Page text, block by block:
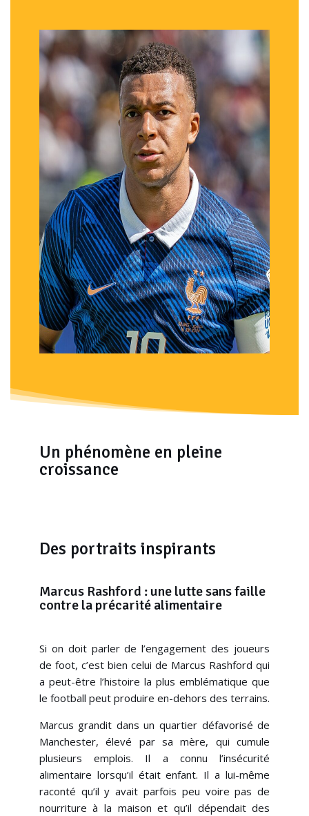
Un phénomène en pleine
croissance
Des portraits inspirants
Marcus Rashford : une lutte sans faille
contre la précarité alimentaire
Si on doit parler de l’engagement des joueurs
de foot, c’est bien celui de Marcus Rashford qui
a peut-être l’histoire la plus emblématique que
le football peut produire en-dehors des terrains.
Marcus grandit dans un quartier défavorisé de
Manchester, élevé par sa mère, qui cumule
plusieurs emplois. Il a connu l’insécurité
alimentaire lorsqu’il était enfant. Il a lui-même
raconté qu’il y avait parfois peu voire pas de
nourriture à la maison et qu’il dépendait des